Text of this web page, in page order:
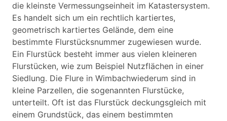
die kleinste Vermessungseinheit im Katastersystem.
Es handelt sich um ein rechtlich kartiertes,
geometrisch kartiertes Gelände, dem eine
bestimmte Flurstücksnummer zugewiesen wurde.
Ein Flurstück besteht immer aus vielen kleineren
Flurstücken, wie zum Beispiel Nutzflächen in einer
Siedlung. Die Flure in Wimbachwiederum sind in
kleine Parzellen, die sogenannten Flurstücke,
unterteilt. Oft ist das Flurstück deckungsgleich mit
einem Grundstück, das einem bestimmten